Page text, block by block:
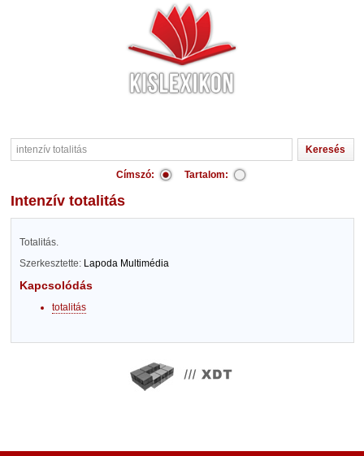
Címszó: Tartalom:
intenzív totalitás
Totalitás.
Szerkesztette: Lapoda Multimédia
Kapcsolódás
totalitás